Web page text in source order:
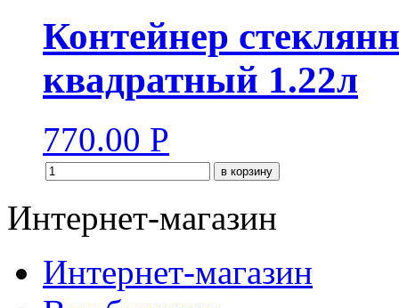
Контейнер
квадратный 1.22л
770.00 Р
в корзину
Интернет-магазин
Интернет-магазин